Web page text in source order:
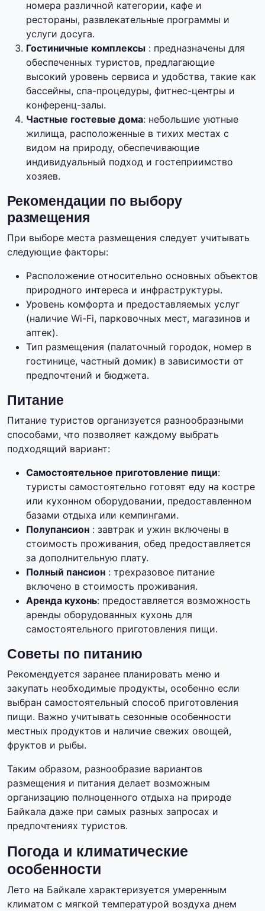
номера различной категории, кафе и
рестораны, развлекательные программы и
услуги досуга.
Гостиничные комплексы : предназначены для
обеспеченных туристов, предлагающие
высокий уровень сервиса и удобства, такие как
бассейны, спа-процедуры, фитнес-центры и
конференц-залы.
Частные гостевые дома: небольшие уютные
жилища, расположенные в тихих местах с
видом на природу, обеспечивающие
индивидуальный подход и гостеприимство
хозяев.
Рекомендации по выбору
размещения
При выборе места размещения следует учитывать
следующие факторы:
Расположение относительно основных объектов
природного интереса и инфраструктуры.
Уровень комфорта и предоставляемых услуг
(наличие Wi-Fi, парковочных мест, магазинов и
аптек).
Тип размещения (палаточный городок, номер в
гостинице, частный домик) в зависимости от
предпочтений и бюджета.
Питание
Питание туристов организуется разнообразными
способами, что позволяет каждому выбрать
подходящий вариант:
Самостоятельное приготовление пищи:
туристы самостоятельно готовят еду на костре
или кухонном оборудовании, предоставленном
базами отдыха или кемпингами.
Полупансион : завтрак и ужин включены в
стоимость проживания, обед предоставляется
за дополнительную плату.
Полный пансион : трехразовое питание
включено в стоимость проживания.
Аренда кухонь: предоставляется возможность
аренды оборудованных кухонь для
самостоятельного приготовления пищи.
Советы по питанию
Рекомендуется заранее планировать меню и
закупать необходимые продукты, особенно если
выбран самостоятельный способ приготовления
пищи. Важно учитывать сезонные особенности
местных продуктов и наличие свежих овощей,
фруктов и рыбы.
Таким образом, разнообразие вариантов
размещения и питания делает возможным
организацию полноценного отдыха на природе
Байкала даже при самых разных запросах и
предпочтениях туристов.
Погода и климатические
особенности
Лето на Байкале характеризуется умеренным
климатом с мягкой температурой воздуха днем